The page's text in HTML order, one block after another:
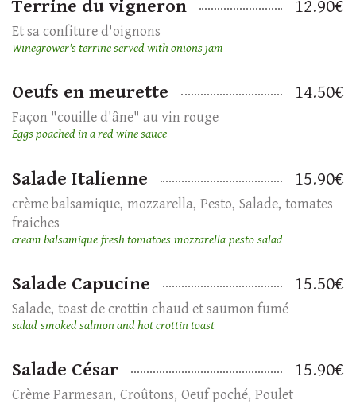
Terrine du vigneron 12.90€
Et sa confiture d'oignons
Winegrower's terrine served with onions jam
Oeufs en meurette 14.50€
Façon "couille d'âne" au vin rouge
Eggs poached in a red wine sauce
Salade Italienne 15.90€
crème balsamique mozzarella Pesto Salade tomates
fraiches
cream balsamique fresh tomatoes mozzarella pesto salad
Salade Capucine 15.50€
Salade toast de crottin chaud et saumon fumé
salad smoked salmon and hot crottin toast
Salade César 15.90€
Crème Parmesan Croûtons Oeuf poché Poulet